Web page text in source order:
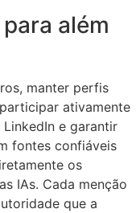
além
manter perfis
ativamente
e garantir
fontes confiáveis
os
IAs. Cada menção
que a